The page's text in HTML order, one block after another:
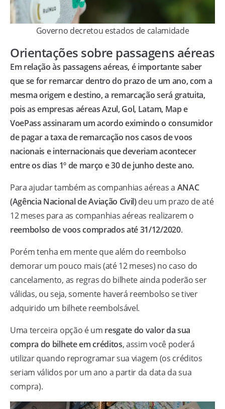
Governo decretou estados de calamidade
Orientações sobre passagens aéreas
Em relação às passagens aéreas, é importante saber
que se for remarcar dentro do prazo de um ano, com a
mesma origem e destino, a remarcação será gratuita,
pois as empresas aéreas Azul, Gol, Latam, Map e
VoePass assinaram um acordo eximindo o consumidor
de pagar a taxa de remarcação nos casos de voos
nacionais e internacionais que deveriam acontecer
entre os dias 1º de março e 30 de junho deste ano.
Para ajudar também as companhias aéreas a ANAC
(Agência Nacional de Aviação Civil)deu um prazo de até
12 meses para as companhias aéreas realizarem o
reembolso de voos comprados até 31/12/2020.
Porém tenha em mente que além do reembolso
demorar um pouco mais (até 12 meses) no caso do
cancelamento, as regras do bilhete ainda poderão ser
válidas, ou seja, somente haverá reembolso se tiver
adquirido um bilhete reembolsável.
Uma terceira opção é um resgate do valor da sua
compra do bilhete em créditos, assim você poderá
utilizar quando reprogramar sua viagem (os créditos
seriam válidos por um ano a partir da data da sua
compra).